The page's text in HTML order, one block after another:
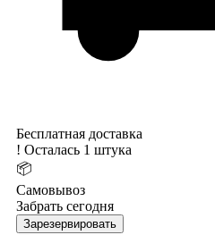
Бесплатная доставка
! Осталась 1 штука
📦
Самовывоз
Забрать сегодня
Зарезервировать